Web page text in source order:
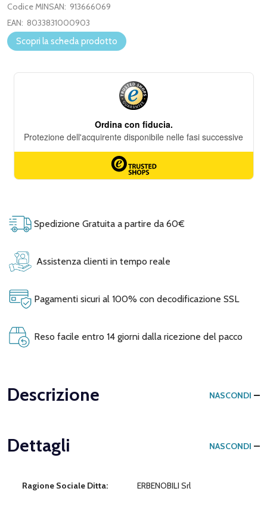
Codice MINSAN: 913666069
EAN: 8033831000903
Scopri la scheda prodotto
Spedizione Gratuita a partire da 60€
Assistenza clienti in tempo reale
Pagamenti sicuri al 100% con decodificazione SSL
Reso facile entro 14 giorni dalla ricezione del pacco
Descrizione NASCONDI
Dettagli NASCONDI
Ragione Sociale Ditta: ERBENOBILI Srl